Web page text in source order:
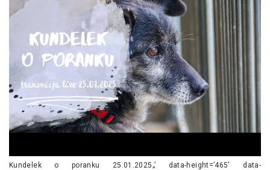
Kundelek o poranku 25.01.2025„’ data-height=’465′ data-